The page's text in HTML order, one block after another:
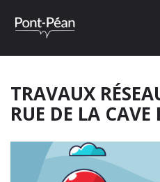
TRAVAUX
RUE DE LA CAVE